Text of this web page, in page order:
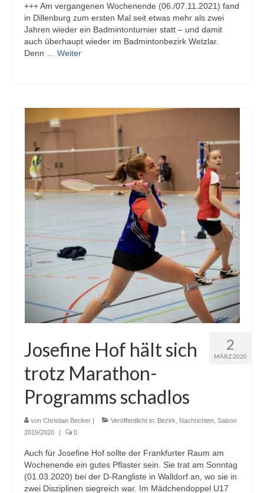
+++ Am vergangenen Wochenende (06./07.11.2021) fand
in Dillenburg zum ersten Mal seit etwas mehr als zwei
Jahren wieder ein Badmintonturnier statt – und damit
auch überhaupt wieder im Badmintonbezirk Wetzlar.
Denn … Weiter
2
MÄRZ 2020
Josefine Hof hält sich
trotz Marathon-
Programms schadlos
von Christian Becker | Veröffentlicht in: Bezirk Nachrichten Saison
2019/2020
| 0
Auch für Josefine Hof sollte der Frankfurter Raum am
Wochenende ein gutes Pflaster sein. Sie trat am Sonntag
(01.03.2020) bei der D-Rangliste in Walldorf an, wo sie in
zwei Disziplinen siegreich war. Im Mädchendoppel U17